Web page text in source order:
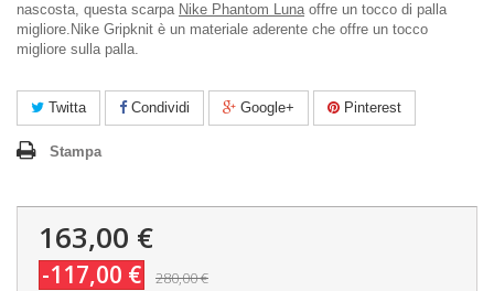
nascosta, questa scarpa Nike Phantom Lunaoffre un tocco di palla
migliore. Nike Gripknit è un materiale aderente che offre un tocco
migliore sulla palla.
Twitta Condividi Google+ Pinterest
Stampa
163,00 €
-117,00 € 280,00 €